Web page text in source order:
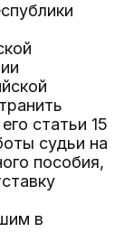
статьи 15
судьи на
пособия,
в